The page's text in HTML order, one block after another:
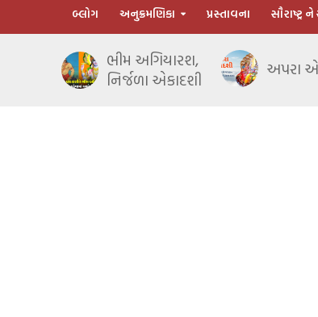
બ્લોગ અનુક્રમણિકા પ્રસ્તાવના સૌરાષ્ટ્ર
ભીમ અગિયારશ,
નિર્જળા એકાદશી
અપરા